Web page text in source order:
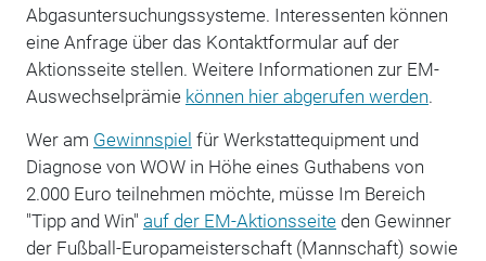
Abgasuntersuchungssysteme. Interessenten können
eine Anfrage über das Kontaktformular auf der
Aktionsseite stellen. Weitere Informationen zur EM-
Auswechselprämie können hier abgerufen werden.
Wer am Gewinnspiel für Werkstattequipment und
Diagnose von WOW in Höhe eines Guthabens von
2.000 Euro teilnehmen möchte, müsse Im Bereich
"Tipp and Win" auf der EM-Aktionsseiteden Gewinner
der Fußball-Europameisterschaft (Mannschaft) sowie